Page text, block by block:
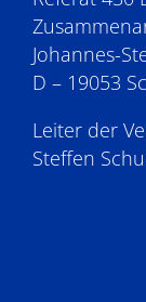
Johannes-
D – 19053
Leiter der
Steffen